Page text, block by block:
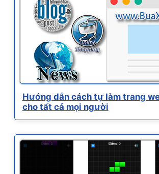
Hướng dẫn cách tự làm trang
cho tất cả mọi người